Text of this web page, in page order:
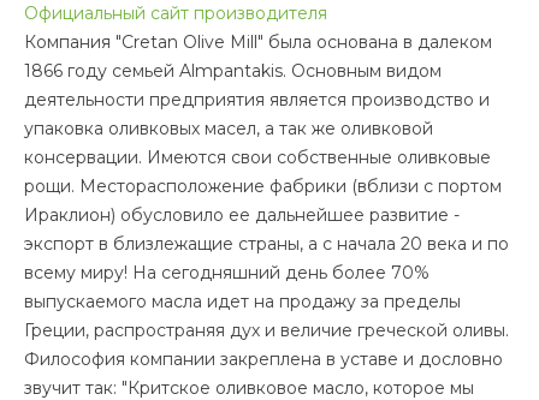
Официальный сайт производителя
Компания "Cretan Olive Mill" была основана в далеком
1866 году семьей Almpantakis. Основным видом
деятельности предприятия является производство и
упаковка оливковых масел, а так же оливковой
консервации. Имеются свои собственные оливковые
рощи. Месторасположение фабрики (вблизи с портом
Ираклион) обусловило ее дальнейшее развитие -
экспорт в близлежащие страны, а с начала 20 века и по
всему миру! На сегодняшний день более 70%
выпускаемого масла идет на продажу за пределы
Греции, распространяя дух и величие греческой оливы.
Философия компании закреплена в уставе и дословно
звучит так: "Критское оливковое масло, которое мы